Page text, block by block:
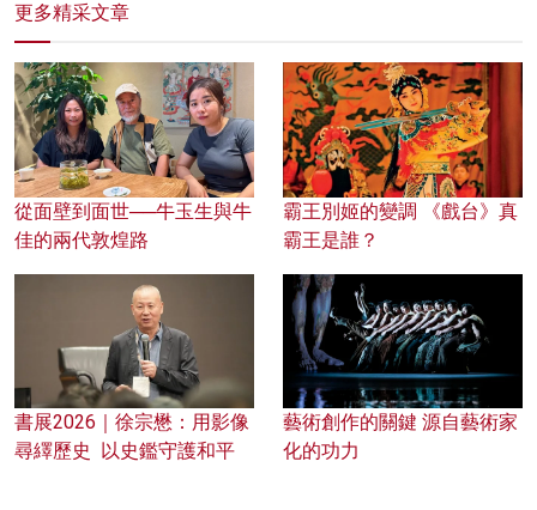
更多精采文章
從面壁到面世──牛玉生與牛
佳的兩代敦煌路
霸王別姬的變調 《戲台》真
霸王是誰？
書展2026｜徐宗懋：用影像
尋繹歷史 以史鑑守護和平
藝術創作的關鍵 源自藝術家
化的功力